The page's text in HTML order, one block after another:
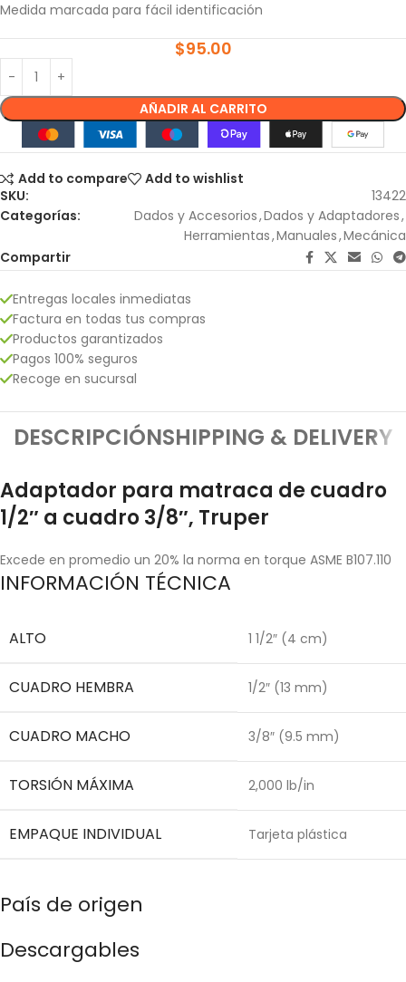
Medida marcada para fácil identificación
$95.00
AÑADIR AL CARRITO
Add to compare
Add to wishlist
SKU:
13422
Categorías:
Dados y Accesorios,Dados y Adaptadores,
Herramientas,Manuales,Mecánica
Compartir
Entregas locales inmediatas
Factura en todas tus compras
Productos garantizados
Pagos 100% seguros
Recoge en sucursal
DESCRIPCIÓNSHIPPING & DELIVERY
Adaptador para matraca de cuadro
1/2″ a cuadro 3/8″, Truper
Excede en promedio un 20% la norma en torque ASME B107.110
INFORMACIÓN TÉCNICA
ALTO 1 1/2″ (4 cm)
CUADRO HEMBRA 1/2″ (13 mm)
CUADRO MACHO 3/8″ (9.5 mm)
TORSIÓN MÁXIMA 2,000 lb/in
EMPAQUE INDIVIDUAL Tarjeta plástica
País de origen
Descargables